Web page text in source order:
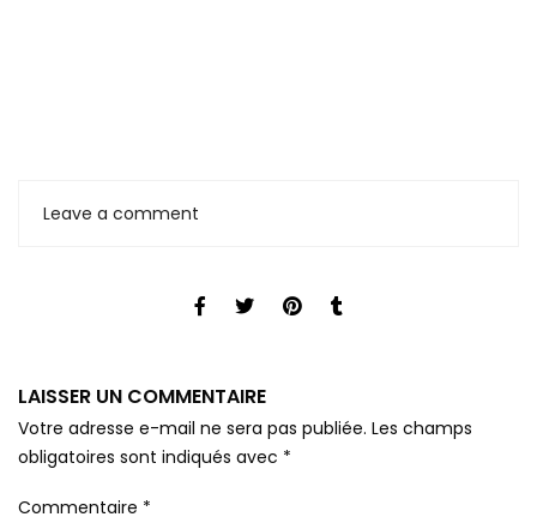
Leave a comment
LAISSER UN COMMENTAIRE
Votre adresse e-mail ne sera pas publiée. Les champs
obligatoires sont indiqués avec *
Commentaire *